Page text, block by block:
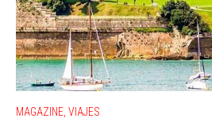
MAGAZINE, VIAJES